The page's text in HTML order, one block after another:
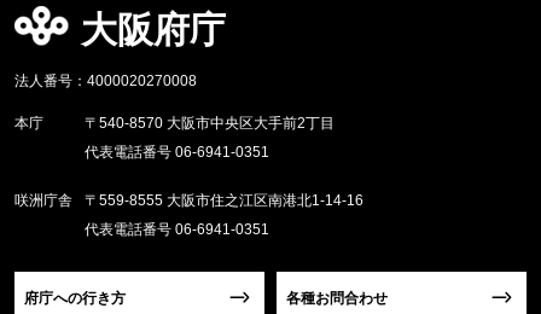
大阪府庁
法人番号：4000020270008
本庁
〒540-8570 大阪市中央区大手前2丁目
代表電話番号 06-6941-0351
咲洲庁舎
〒559-8555 大阪市住之江区南港北1-14-16
代表電話番号 06-6941-0351
府庁への行き方 各種お問合わせ